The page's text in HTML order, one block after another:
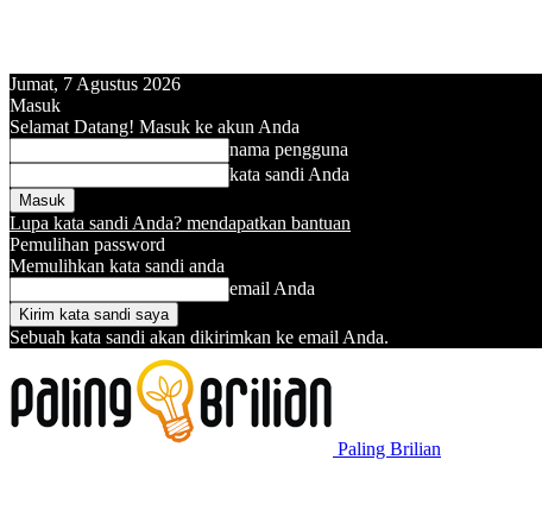
Jumat, 7 Agustus 2026
Masuk
Selamat Datang! Masuk ke akun Anda
nama pengguna
kata sandi Anda
Lupa kata sandi Anda? mendapatkan bantuan
Pemulihan password
Memulihkan kata sandi anda
email Anda
Sebuah kata sandi akan dikirimkan ke email Anda.
Paling Brilian